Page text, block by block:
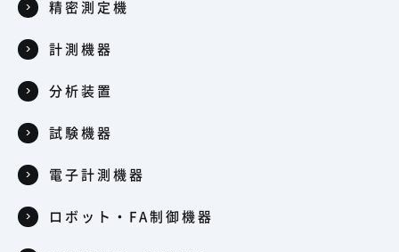
精密測定機
計測機器
分析装置
試験機器
電子計測機器
ロボット・FA制御機器